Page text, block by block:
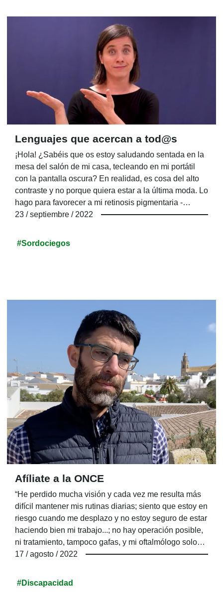
Lenguajes que acercan a tod@s
¡Hola! ¿Sabéis que os estoy saludando sentada en la
mesa del salón de mi casa, tecleando en mi portátil
con la pantalla oscura? En realidad, es cosa del alto
contraste y no porque quiera estar a la última moda. Lo
hago para favorecer a mi retinosis pigmentaria -
consecuencia del Síndrome de Usher-, una
audición y de la visión. Somos muchos quienes
tenemos esta enfermedad rara, que nos provoca ser
ambos sentidos y adquirimos la sordoceguera.
23 / septiembre / 2022
#Sordociegos
Afíliate a la ONCE
“He perdido mucha visión y cada vez me resulta más
difícil mantener mis rutinas diarias; siento que estoy en
riesgo cuando me desplazo y no estoy seguro de estar
haciendo bien mi trabajo...; no hay operación posible,
ni tratamiento, tampoco gafas, y mi oftalmólogo solo
me sugiere que vaya a la ONCE; ¿La ONCE? Si yo
algunos meses, pero no soy ciego; he llegado a
pensar que muchas cosas me pasan porque estoy
17 / agosto / 2022
#Discapacidad